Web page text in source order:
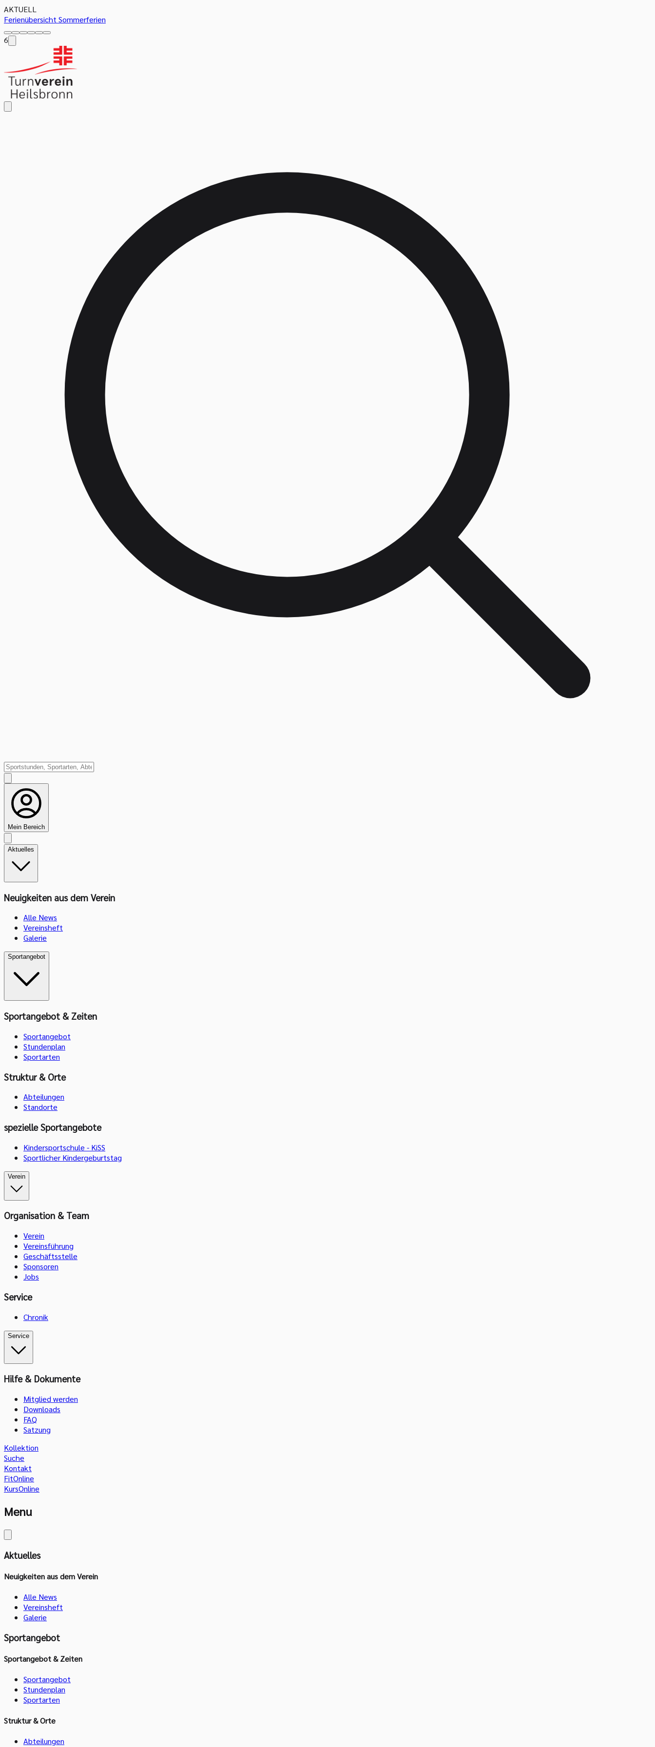
AKTUELL
Ferienübersicht Sommerferien
6
Mein Bereich
Aktuelles
Neuigkeiten aus dem Verein
Alle News
Vereinsheft
Galerie
Sportangebot
Sportangebot & Zeiten
Sportangebot
Stundenplan
Sportarten
Struktur & Orte
Abteilungen
Standorte
spezielle Sportangebote
Kindersportschule - KiSS
Sportlicher Kindergeburtstag
Verein
Organisation & Team
Verein
Vereinsführung
Geschäftsstelle
Sponsoren
Jobs
Service
Chronik
Service
Hilfe & Dokumente
Mitglied werden
Downloads
FAQ
Satzung
Kollektion
Suche
Kontakt
FitOnline
KursOnline
Menu
Aktuelles
Neuigkeiten aus dem Verein
Alle News
Vereinsheft
Galerie
Sportangebot
Sportangebot & Zeiten
Sportangebot
Stundenplan
Sportarten
Struktur & Orte
Abteilungen